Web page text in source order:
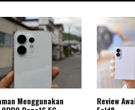
Menggunakan
Review